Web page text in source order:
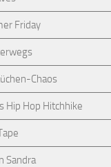
Friday
Chaos
Hip Hop Hitchhike
Sandra